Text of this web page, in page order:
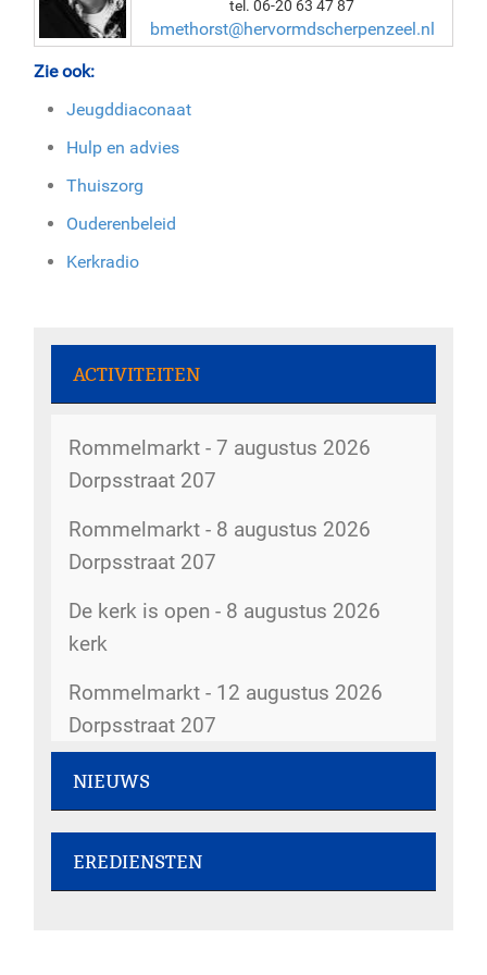
tel. 06-20 63 47 87
bmethorst@hervormdscherpenzeel.nl
Zie ook:
Jeugddiaconaat
Hulp en advies
Thuiszorg
Ouderenbeleid
Kerkradio
ACTIVITEITEN
Rommelmarkt - 7 augustus 2026
Dorpsstraat 207
Rommelmarkt - 8 augustus 2026
Dorpsstraat 207
De kerk is open - 8 augustus 2026
kerk
Rommelmarkt - 12 augustus 2026
Dorpsstraat 207
Rommelmarkt - 14 augustus 2026
Dorpsstraat 207
Kopij kerkbode - 14 augustus 2026
5gemeenten@hervormdscherpenzeel.nl
NIEUWS
Gemeenteweekend - 31 juli 2026
EREDIENSTEN